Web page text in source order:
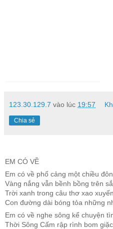
123.30.129.7 vào lúc 19:57
Chia sẻ
EM CÓ VỀ
Em có về phố cảng một chiều
Vàng nắng vẫn bềnh bồng trên
Trời xanh trong câu thơ xao
Con đường dài bóng tỏa những
Em có về nghe sông kể chuyện
Thời Sông Cấm rập rình bom